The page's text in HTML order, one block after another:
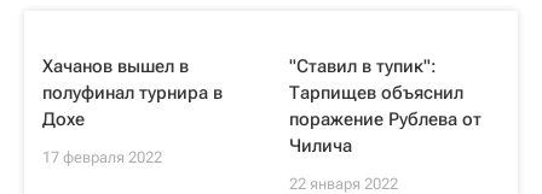
Хачанов вышел в
полуфинал турнира в
Дохе
17 февраля 2022
"Ставил в тупик":
Тарпищев объяснил
поражение Рублева от
Чилича
22 января 2022